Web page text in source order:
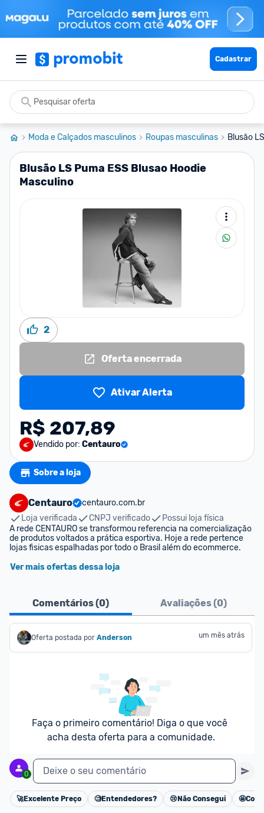
Cadastrar
Moda e Calçados masculinos Roupas masculinas Blusão
Blusão LS Puma ESS Blusao Hoodie
Masculino
2
Oferta encerrada
Ativar Alerta
R$ 207,89
Vendido por: Centauro
Sobre a loja
Centauro
centauro.com.br
Loja verificada
CNPJ verificado
Possui loja física
A rede CENTAURO se transformou referencia na comercialização
de produtos voltados a prática esportiva. Hoje a rede pertence
lojas fisicas espalhadas por todo o Brasil além do ecommerce.
Ver mais ofertas dessa loja
Comentários (0) Avaliações (0)
Oferta postada por Anderson um mês atrás
Faça o primeiro comentário! Diga o que você
acha desta oferta para a comunidade.
0 Deixe o seu comentário
Cancelar
🚀Excelente Preço 🧐Entendedores? 😢 Não Consegui 🤩